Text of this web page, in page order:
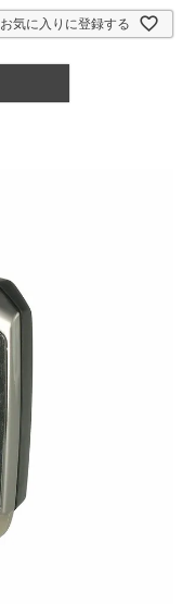
お気に入りに登録する